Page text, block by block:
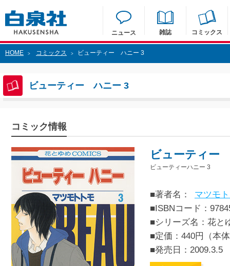
ニュース 雑誌 コミックス
HOME > コミックス > ビューティー ハニー 3
ビューティー ハニー 3
コミック情報
ビューティー
ビューティーハニー 3
■著者名：
マツモ
■ISBNコード：
■シリーズ名：花と
■定価：440円（本
■発売日： 2009.3.5